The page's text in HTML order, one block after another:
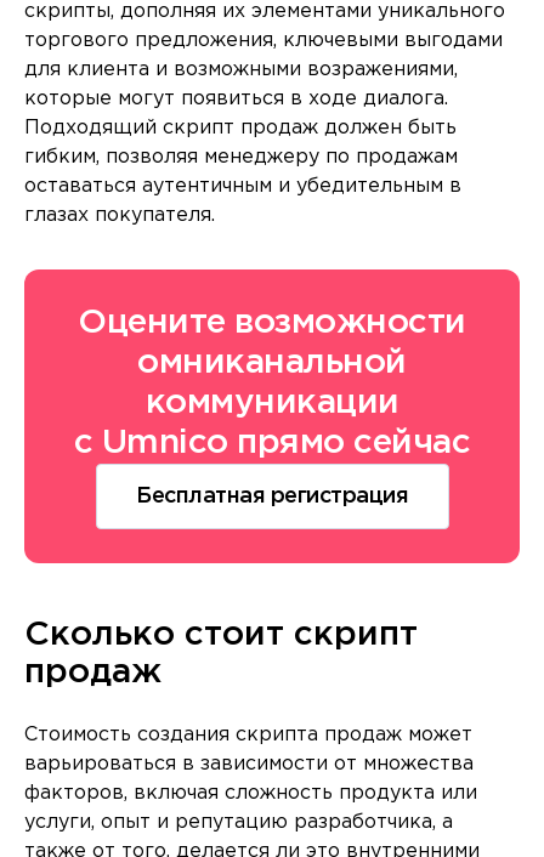
скрипты, дополняя их элементами уникального
торгового предложения, ключевыми выгодами
для клиента и возможными возражениями,
которые могут появиться в ходе диалога.
Подходящий скрипт продаж должен быть
гибким, позволяя менеджеру по продажам
оставаться аутентичным и убедительным в
глазах покупателя.
Оцените возможности
омниканальной
коммуникации
с Umnico прямо сейчас
Бесплатная регистрация
Сколько стоит скрипт
продаж
Стоимость создания скрипта продаж может
варьироваться в зависимости от множества
факторов, включая сложность продукта или
услуги, опыт и репутацию разработчика, а
также от того, делается ли это внутренними